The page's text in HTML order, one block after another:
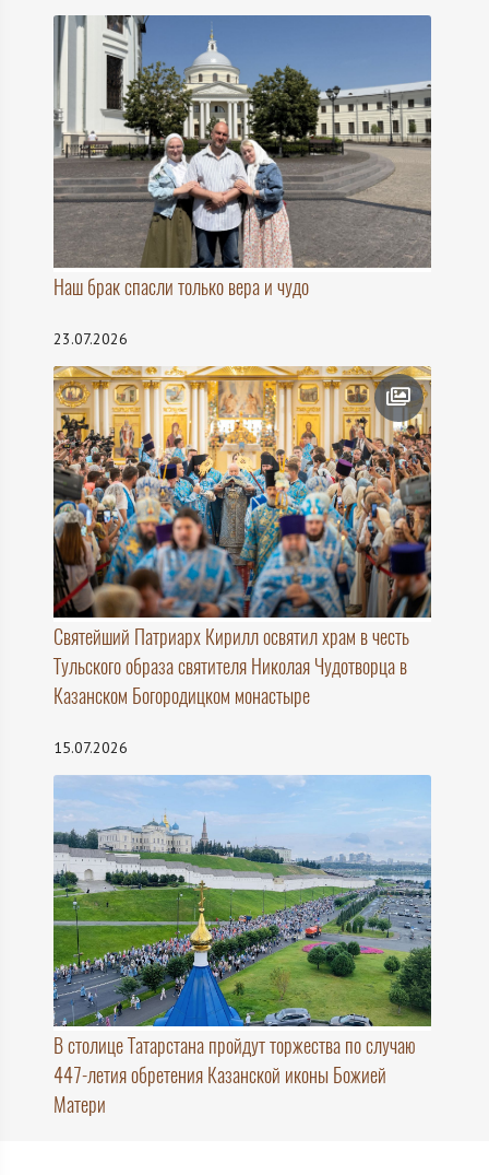
Наш брак спасли только вера и чудо
23.07.2026
Святейший Патриарх Кирилл освятил храм в честь
Тульского образа святителя Николая Чудотворца в
Казанском Богородицком монастыре
15.07.2026
В столице Татарстана пройдут торжества по случаю
447-летия обретения Казанской иконы Божией
Матери